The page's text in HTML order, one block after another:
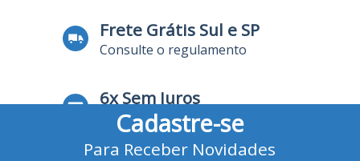
Frete Grátis Sul e SP
Consulte o regulamento
6x Sem Juros
no Cartão de Crédito
Cadastre-se
Para Receber Novidades